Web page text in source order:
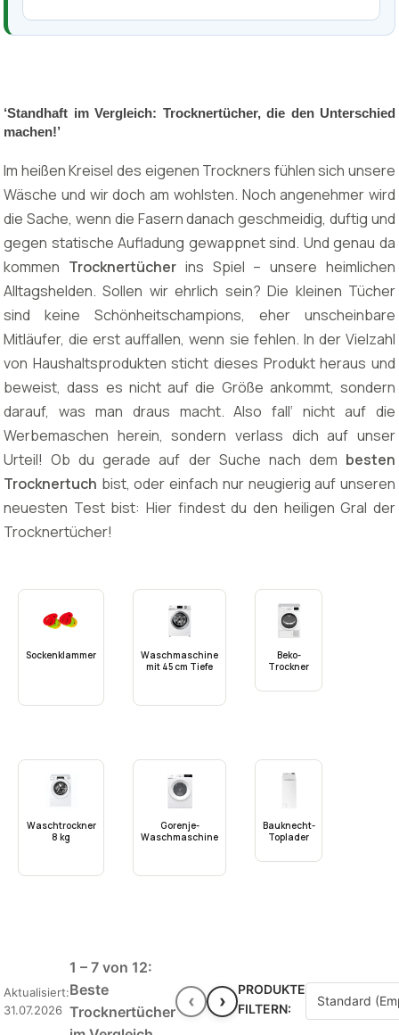
‘Standhaft im Vergleich: Trocknertücher, die den Unterschied
machen!’
Im heißen Kreisel des eigenen Trockners fühlen sich unsere
Wäsche und wir doch am wohlsten. Noch angenehmer wird
die Sache, wenn die Fasern danach geschmeidig, duftig und
gegen statische Aufladung gewappnet sind. Und genau da
kommen Trocknertücherins Spiel – unsere heimlichen
Alltagshelden. Sollen wir ehrlich sein? Die kleinen Tücher
sind keine Schönheitschampions, eher unscheinbare
Mitläufer, die erst auffallen, wenn sie fehlen. In der Vielzahl
von Haushaltsprodukten sticht dieses Produkt heraus und
beweist, dass es nicht auf die Größe ankommt, sondern
darauf, was man draus macht. Also fall‘ nicht auf die
Werbemaschen herein, sondern verlass dich auf unser
Urteil! Ob du gerade auf der Suche nach dem besten
Trocknertuch bist, oder einfach nur neugierig auf unseren
neuesten Test bist: Hier findest du den heiligen Gral der
Trocknertücher!
Sockenklammer
Waschmaschine
mit 45 cm Tiefe
Beko-
Trockner
Waschtrockner
8 kg
Gorenje-
Waschmaschine
Bauknecht-
Toplader
Aktualisiert:
31.07.2026
1 – 7 von 12:
Beste
Trocknertücher
‹ ›
PRODUKTE
FILTERN: